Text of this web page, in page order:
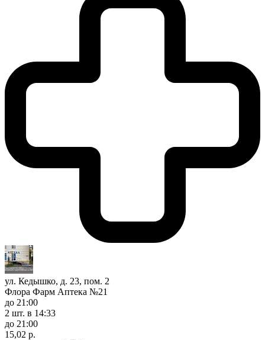
ул. Кедышко, д. 23, пом. 2
Флора Фарм Аптека №21
до 21:00
2 шт. в 14:33
до 21:00
15,02 р.